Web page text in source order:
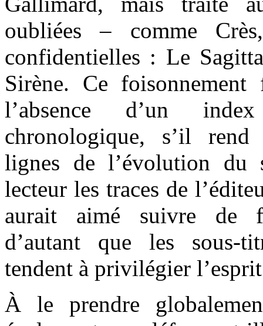
oubliées – comme
confidentielles : Le
Sirène. Ce
l’absence d’un
chronologique, s’il rend
lignes de l’évolution du
lecteur les traces de
aurait aimé suivre de
d’autant que les sous-
tendent à privilégier
À le prendre